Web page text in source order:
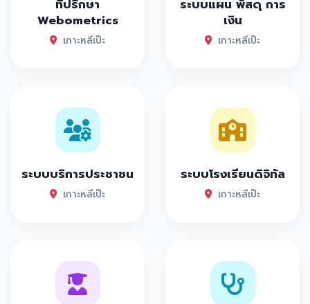
ที่ปรึกษา
Webometrics
เกาะหลีเป๊ะ
ระบบแผน พัสดุ การ
เงิน
เกาะหลีเป๊ะ
ระบบบริการประชาชน
เกาะหลีเป๊ะ
ระบบโรงเรียนดิจิทัล
เกาะหลีเป๊ะ